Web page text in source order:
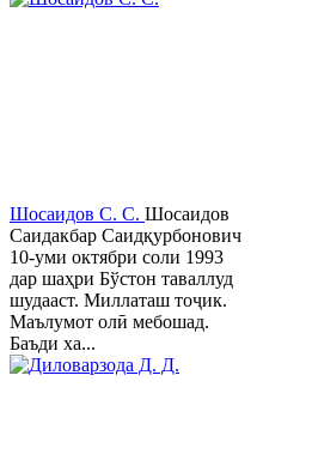
Шосаидов С. С. Шосаидов
Саидакбар Саидқурбонович
10-уми октябри соли 1993
дар шаҳри Бўстон таваллуд
шудааст. Миллаташ тоҷик.
Маълумот олӣ мебошад.
Баъди ха...